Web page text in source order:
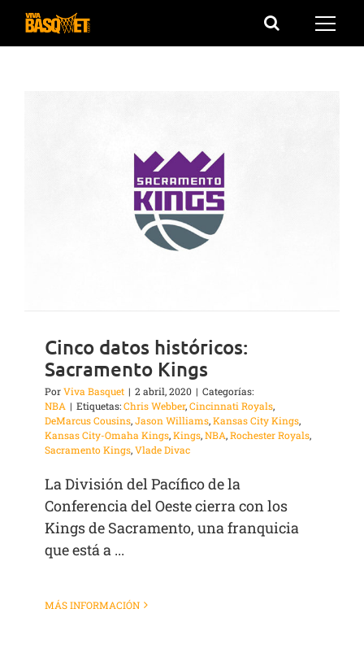
Saltar
Cinco datos históricos:
Sacramento Kings
PorViva Basquet | 2 abril, 2020 | Categorías:
NBA | Etiquetas:Chris Webber,Cincinnati Royals,
DeMarcus Cousins,Jason Williams,Kansas City Kings,
Kansas City-Omaha Kings,Kings,NBA,Rochester Royals,
Sacramento Kings,Vlade Divac
La División del Pacífico de la
Conferencia del Oeste cierra con los
Kings de Sacramento, una franquicia
que está a ...
MÁS INFORMACIÓN